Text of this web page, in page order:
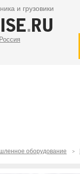
и грузовики
Россия
оборудование